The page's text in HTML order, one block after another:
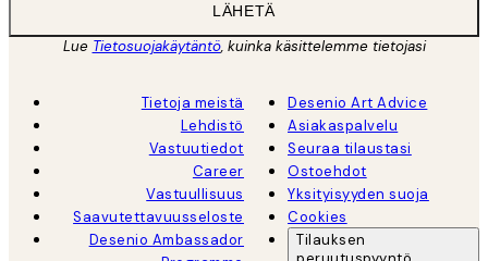
LÄHETÄ
Lue Tietosuojakäytäntö, kuinka käsittelemme tietojasi
Tietoja meistä
Lehdistö
Vastuutiedot
Career
Vastuullisuus
Saavutettavuusseloste
Desenio Ambassador
Desenio Art Advice
Asiakaspalvelu
Seuraa tilaustasi
Ostoehdot
Yksityisyyden suoja
Cookies
Tilauksen